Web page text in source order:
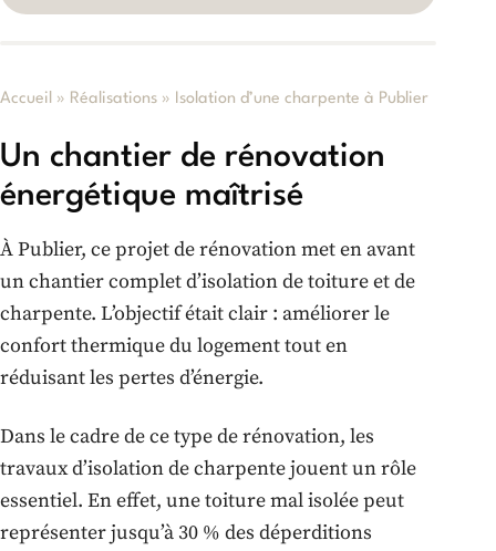
Accueil » Réalisations » Isolation d’une charpente à Publier
Un chantier de rénovation
énergétique maîtrisé
À Publier, ce projet de rénovation met en avant
un chantier complet d’isolation de toiture et de
charpente. L’objectif était clair : améliorer le
confort thermique du logement tout en
réduisant les pertes d’énergie.
Dans le cadre de ce type de rénovation, les
travaux d’isolation de charpente jouent un rôle
essentiel. En effet, une toiture mal isolée peut
représenter jusqu’à 30 % des déperditions